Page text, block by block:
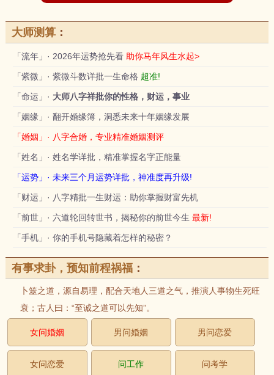
大师测算：
「流年」· 2026年运势抢先看 助你马年风生水起>
「紫微」· 紫微斗数详批一生命格 超准!
「命运」· 大师八字祥批你的性格，财运，事业
「姻缘」· 翻开婚缘簿，洞悉未来十年姻缘发展
「婚姻」· 八字合婚，专业精准婚姻测评
「姓名」· 姓名学详批，精准掌握名字正能量
「运势」· 未来三个月运势详批，神准度再升级!
「财运」· 八字精批一生财运：助你掌握财富先机
「前世」· 六道轮回转世书，揭秘你的前世今生 最新!
「手机」· 你的手机号隐藏着怎样的秘密？
有事求卦，预知前程祸福：
卜筮之道，源自易理，配合天地人三道之气，推演人事物生死旺
衰；古人曰：“至诚之道可以先知”。
女问婚姻 男问婚姻 男问恋爱
女问恋爱 问工作 问考学